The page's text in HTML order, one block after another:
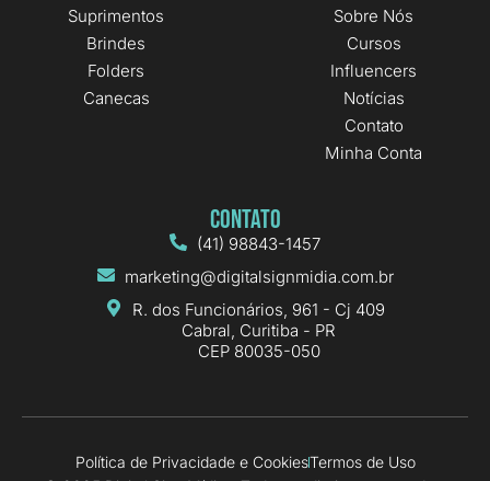
Suprimentos
Brindes
Folders
Canecas
Sobre Nós
Cursos
Influencers
Notícias
Contato
Minha Conta
Contato
(41) 98843-1457
marketing@digitalsignmidia.com.br
R. dos Funcionários, 961 - Cj 409
Cabral, Curitiba - PR
CEP 80035-050
Política de Privacidade e CookiesTermos de Uso